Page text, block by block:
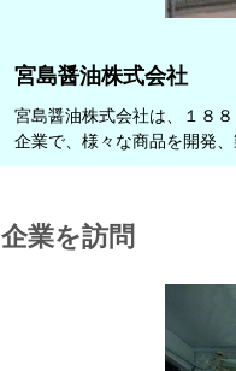
宮島醤油株式会社
宮島醤油株式会社は、１８
企業で、様々な商品を開発
企業を訪問